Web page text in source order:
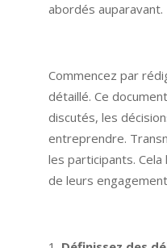
abordés auparavant.
Commencez par
détaillé. Ce
discutés, les
entreprendre.
les participants.
de leurs